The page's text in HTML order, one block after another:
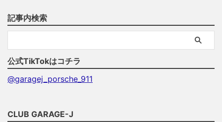
記事内検索
公式TikTokはコチラ
@garagej_porsche_911
CLUB GARAGE-J